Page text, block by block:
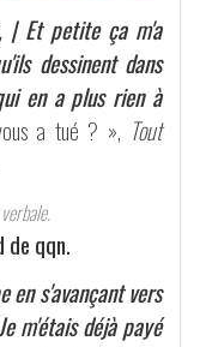
| Et petite ça m'a
dessinent dans
en a plus rien à
a tué ? », Tout
qqn.
en s'avançant vers
m'étais déjà payé